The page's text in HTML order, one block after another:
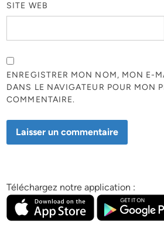
SITE WEB
ENREGISTRER MON NOM, MON E-
DANS LE NAVIGATEUR POUR MON
COMMENTAIRE.
Téléchargez notre application :